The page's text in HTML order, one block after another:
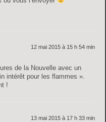
12 mai 2015 à 15 h 54 min
de la Nouvelle avec un
intérêt pour les flammes ».
!
13 mai 2015 à 17 h 33 min